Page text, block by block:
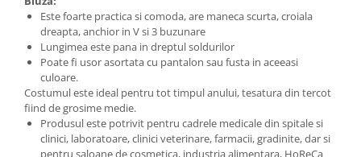
Este foarte practica si comoda, are maneca scurta, croiala
dreapta, anchior in V si 3 buzunare
Lungimea este pana in dreptul soldurilor
Poate fi usor asortata cu pantalon sau fusta in aceeasi
culoare.
Costumul este ideal pentru tot timpul anului, tesatura din tercot
fiind de grosime medie.
Produsul este potrivit pentru cadrele medicale din spitale si
clinici, laboratoare, clinici veterinare, farmacii, gradinite, dar si
pentru saloane de cosmetica, industria alimentara, HoReCa